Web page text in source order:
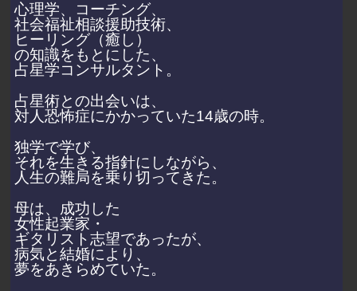
心理学、コーチング、
社会福祉相談援助技術、
ヒーリング（癒し）
の知識をもとにした、
占星学コンサルタント。
占星術との出会いは、
対人恐怖症にかかっていた14歳の時。
独学で学び、
それを生きる指針にしながら、
人生の難局を乗り切ってきた。
母は、成功した
女性起業家・
ギタリスト志望であったが、
病気と結婚により、
夢をあきらめていた。